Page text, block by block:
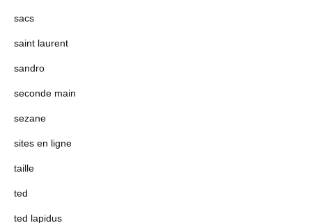
sacs
saint laurent
sandro
seconde main
sezane
sites en ligne
taille
ted
ted lapidus